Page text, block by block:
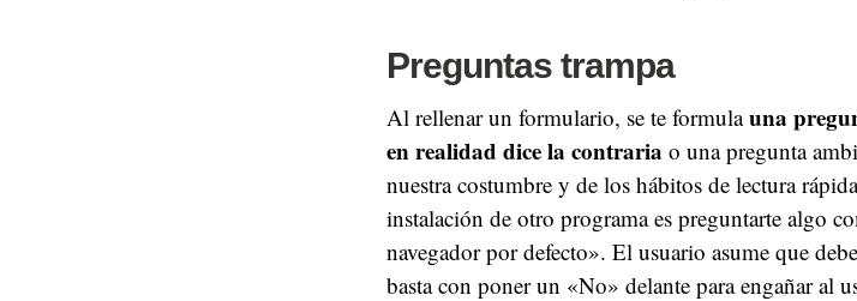
Preguntas trampa
Al rellenar un formulario, se te formulauna
en realidad dice la contraria o una pregunta
nuestra costumbre y de los hábitos de lectura
instalación de otro programa es preguntarte algo
navegador por defecto». El usuario asume que
basta con poner un «No» delante para engañar al